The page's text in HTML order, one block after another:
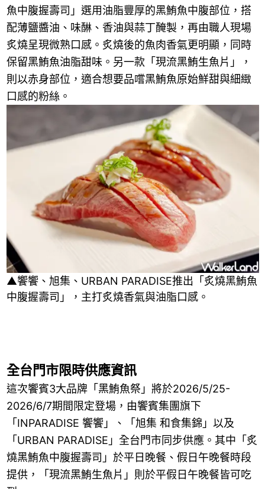
魚中腹握壽司」選用油脂豐厚的黑鮪魚中腹部位，搭
配薄鹽醬油、味醂、香油與蒜丁醃製，再由職人現場
炙燒呈現微熟口感。炙燒後的魚肉香氣更明顯，同時
保留黑鮪魚油脂甜味。另一款「現流黑鮪生魚片」，
則以赤身部位，適合想要品嚐黑鮪魚原始鮮甜與細緻
口感的粉絲。
▲饗饗、旭集、URBAN PARADISE推出「炙燒黑鮪魚
中腹握壽司」，主打炙燒香氣與油脂口感。
全台門市限時供應資訊
這次饗賓3大品牌「黑鮪魚祭」將於2026/5/25-
2026/6/7期間限定登場，由饗賓集團旗下
「INPARADISE 饗饗」、「旭集 和食集錦」以及
「URBAN PARADISE」全台門市同步供應。其中「炙
燒黑鮪魚中腹握壽司」於平日晚餐、假日午晚餐時段
提供，「現流黑鮪生魚片」則於平假日午晚餐皆可吃